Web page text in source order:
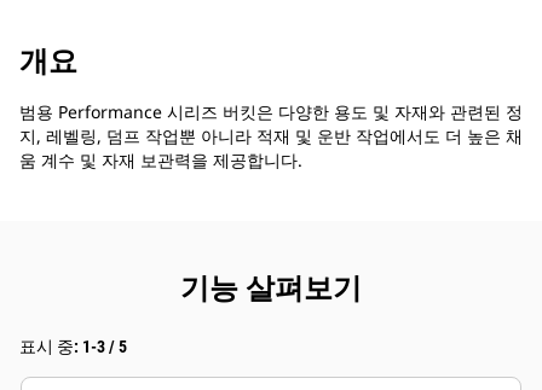
개요
범용 Performance 시리즈 버킷은 다양한 용도 및 자재와 관련된 정
지, 레벨링, 덤프 작업뿐 아니라 적재 및 운반 작업에서도 더 높은 채
움 계수 및 자재 보관력을 제공합니다.
기능 살펴보기
표시 중: 1-3 / 5